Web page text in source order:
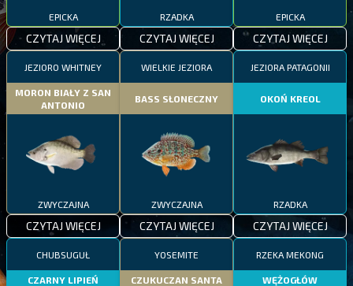
EPICKA
CZYTAJ WIĘCEJ
RZADKA
CZYTAJ WIĘCEJ
EPICKA
CZYTAJ WIĘCEJ
JEZIORO WHITNEY
MORON BIAŁY Z SAN
ANTONIO
ZWYCZAJNA
CZYTAJ WIĘCEJ
WIELKIE JEZIORA
BASS SŁONECZNY
ZWYCZAJNA
CZYTAJ WIĘCEJ
JEZIORA PATAGONII
OKOŃ KREOL
RZADKA
CZYTAJ WIĘCEJ
CHUBSUGUŁ
CZARNY LIPIEŃ
YOSEMITE
CZUKUCZAN SANTA
RZEKA MEKONG
WĘŻOGŁÓW